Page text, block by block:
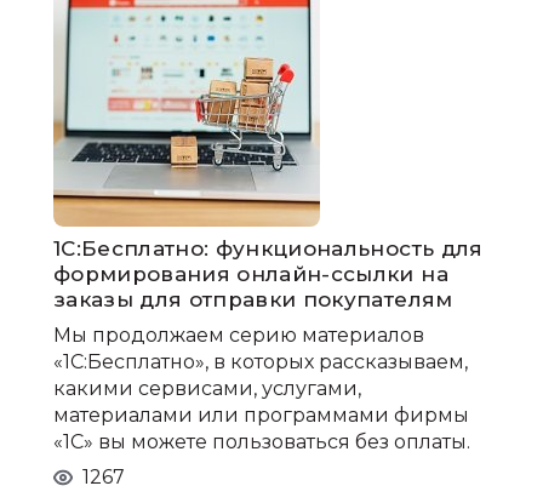
1С:Бесплатно: функциональность для
формирования онлайн-ссылки на
заказы для отправки покупателям
Мы продолжаем серию материалов
«1С:Бесплатно», в которых рассказываем,
какими сервисами, услугами,
материалами или программами фирмы
«1С» вы можете пользоваться без оплаты.
1267